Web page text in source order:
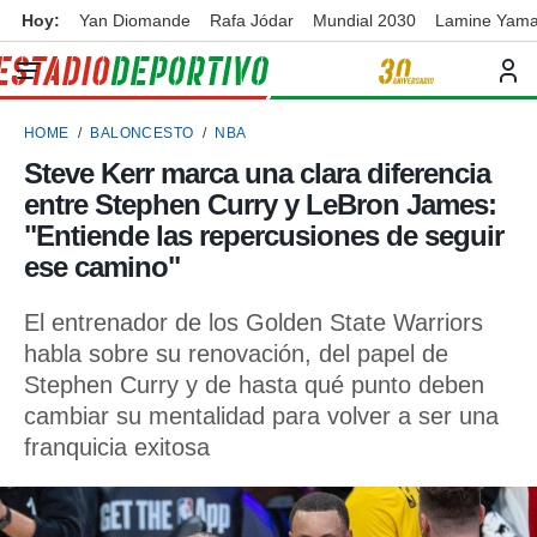
de
por
para
la
que se
calidad.
a este
y
forma
digital
Hoy: Yan Diomande Rafa Jódar Mundial 2030 Lamine
HOME BALONCESTO NBA
Steve Kerr marca una clara diferencia
entre Stephen Curry y LeBron James:
"Entiende las repercusiones de seguir
ese camino"
El entrenador de los Golden State Warriors
habla sobre su renovación, del papel de
Stephen Curry y de hasta qué punto deben
cambiar su mentalidad para volver a ser una
franquicia exitosa